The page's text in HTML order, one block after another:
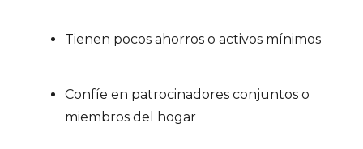
Tienen pocos ahorros o activos mínimos
Confíe en patrocinadores conjuntos o
miembros del hogar